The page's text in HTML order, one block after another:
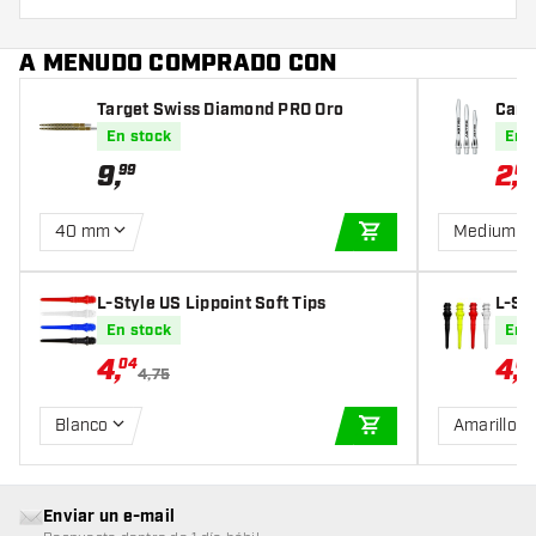
A MENUDO COMPRADO CON
Target Swiss Diamond PRO Oro
En stock
9,99
40 mm
AÑADIR A LA
L-Style US Lippoint Soft Tips
En stock
4,04
4,75
Blanco
AÑADIR A LA
En
2,60
Medium
L-
ips
En
4,04
Amarillo
Enviar un e-mail